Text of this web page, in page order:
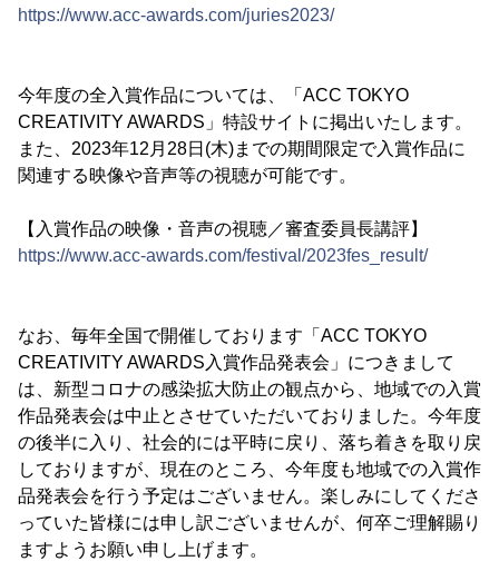
https://www.acc-awards.com/juries2023/
今年度の全入賞作品については、「ACC TOKYO
CREATIVITY AWARDS」特設サイトに掲出いたします。
また、2023年12月28日(木)までの期間限定で入賞作品に
関連する映像や音声等の視聴が可能です。
【入賞作品の映像・音声の視聴／審査委員長講評】
https://www.acc-awards.com/festival/2023fes_result/
なお、毎年全国で開催しております「ACC TOKYO
CREATIVITY AWARDS入賞作品発表会」につきまして
は、新型コロナの感染拡大防止の観点から、地域での入賞
作品発表会は中止とさせていただいておりました。今年度
の後半に入り、社会的には平時に戻り、落ち着きを取り戻
しておりますが、現在のところ、今年度も地域での入賞作
品発表会を行う予定はございません。楽しみにしてくださ
っていた皆様には申し訳ございませんが、何卒ご理解賜り
ますようお願い申し上げます。